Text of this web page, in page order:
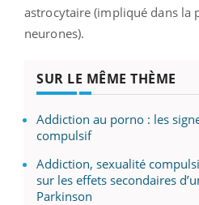
astrocytaire (impliqué dans la
neurones).
SUR LE MÊME THÈME
Addiction au porno : les
compulsif
Addiction, sexualité
sur les effets secondaires
Parkinson